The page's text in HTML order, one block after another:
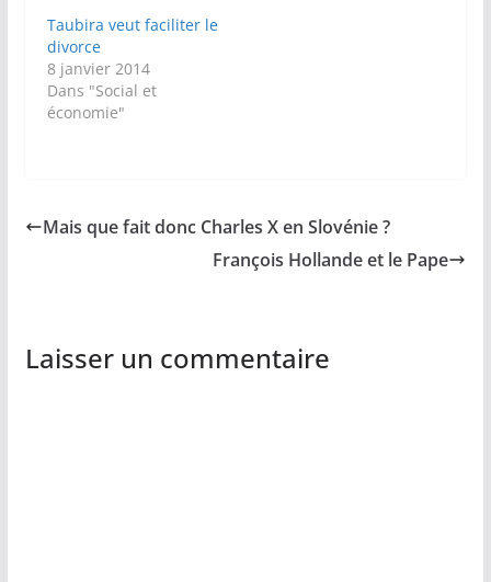
Taubira veut faciliter le
divorce
8 janvier 2014
Dans "Social et
économie"
Mais que fait donc Charles X en Slovénie ?
François Hollande et le Pape
Laisser un commentaire